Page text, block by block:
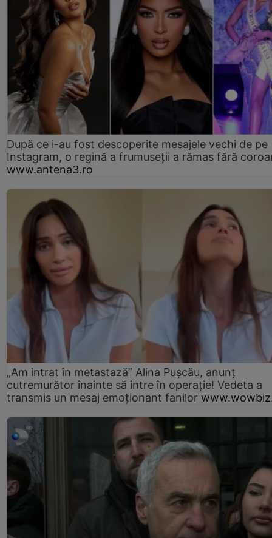
După ce i-au fost descoperite mesajele vechi de pe
Instagram, o regină a frumuseții a rămas fără
www.antena3.ro
„Am intrat în metastază” Alina Pușcău, anunț
cutremurător înainte să intre în operație! Vedeta a
transmis un mesaj emoționant fanilor